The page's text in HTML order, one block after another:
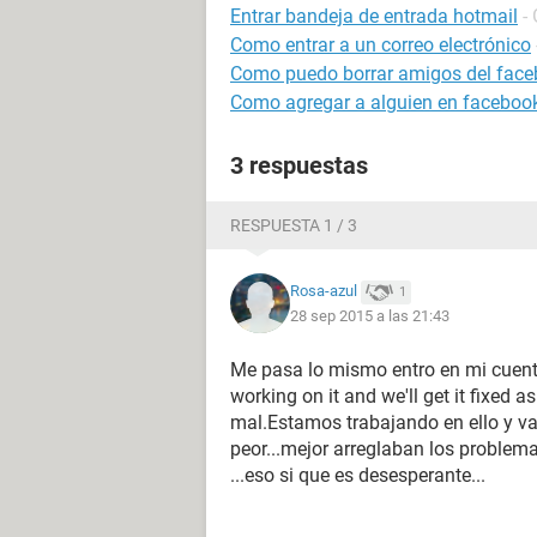
Entrar bandeja de entrada hotmail -
Como entrar a un correo electrónico
Como puedo borrar amigos del
Como agregar a alguien en
3 respuestas
RESPUESTA 1 / 3
Rosa-azul 1
28 sep 2015 a las 21:43
Me pasa lo mismo entro en mi
working on it and we'll get it fixed
mal.Estamos trabajando en ello y
peor...mejor arreglaban los
...eso si que es desesperante...